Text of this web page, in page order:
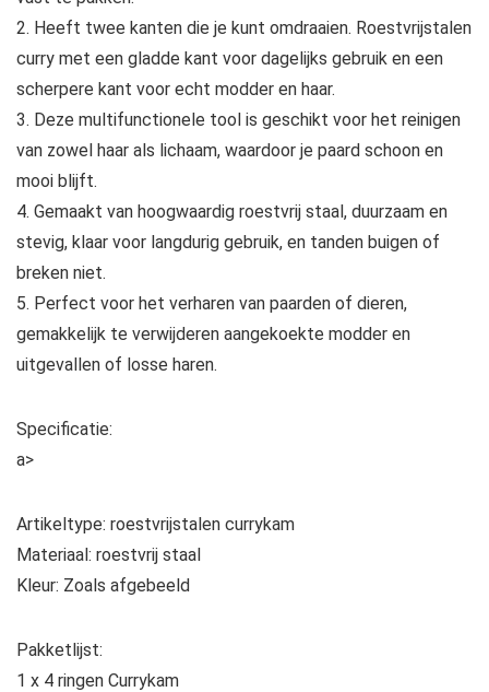
2. Heeft twee kanten die je kunt omdraaien. Roestvrijstalen
curry met een gladde kant voor dagelijks gebruik en een
scherpere kant voor echt modder en haar.
3. Deze multifunctionele tool is geschikt voor het reinigen
van zowel haar als lichaam, waardoor je paard schoon en
mooi blijft.
4. Gemaakt van hoogwaardig roestvrij staal, duurzaam en
stevig, klaar voor langdurig gebruik, en tanden buigen of
breken niet.
5. Perfect voor het verharen van paarden of dieren,
gemakkelijk te verwijderen aangekoekte modder en
uitgevallen of losse haren.
Specificatie:
a>
Artikeltype: roestvrijstalen currykam
Materiaal: roestvrij staal
Kleur: Zoals afgebeeld
Pakketlijst:
1 x 4 ringen Currykam